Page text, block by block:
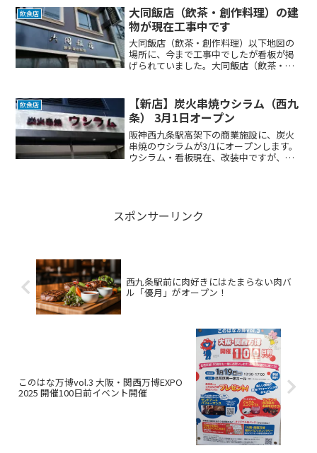
ということです。店内は食券制となって...
飲食店
大同飯店（飲茶・創作料理）の建
物が現在工事中です
大同飯店（飲茶・創作料理）以下地図の
場所に、今まで工事中でしたが看板が掲
げられていました。大同飯店（飲茶・創
条の看板も掲げていますので、ホテルの
飲食店かもしれません。詳...
飲食店
【新店】炭火串焼ウシラム（西九
条） 3月1日オープン
阪神西九条駅高架下の商業施設に、炭火
串焼のウシラムが3/1にオープンします。
ウシラム・看板現在、改装中ですが、看
スポンサーリンク
西九条駅前に肉好きにはたまらない肉バ
ル「優月」がオープン！
このはな万博vol.3 大阪・関西万博EXPO
2025 開催100日前イベント開催